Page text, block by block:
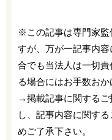
※この記事は専門家監
すが、万が一記事内
合でも当法人は一切
る場合にはお手数お
→掲載記事に関するご
し、記事内容に関す
めご了承下さい。